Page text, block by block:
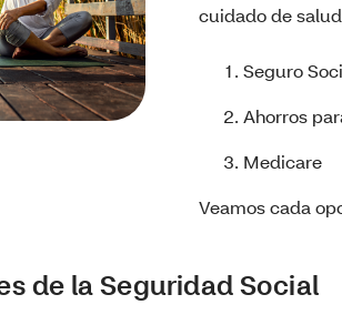
cuidado de
Seguro
Ahorros
Medicare
Veamos cada
de la Seguridad Social